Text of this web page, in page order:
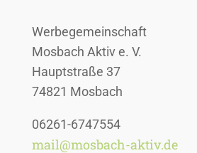
Werbegemeinschaft
Mosbach Aktiv e. V.
Hauptstraße 37
74821 Mosbach
06261-6747554
mail@mosbach-aktiv.de